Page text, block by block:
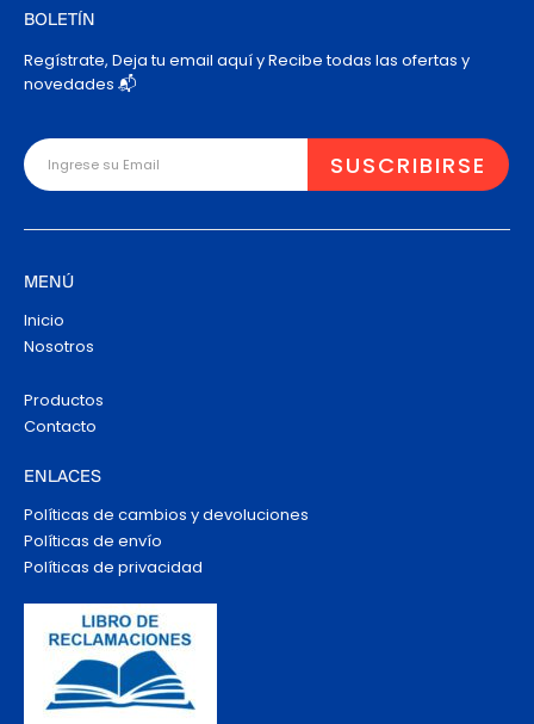
BOLETÍN
Regístrate, Deja tu email aquí y Recibe todas las ofertas y
novedades 📬
MENÚ
Inicio
Nosotros
Productos
Contacto
ENLACES
Políticas de cambios y devoluciones
Políticas de envío
Políticas de privacidad